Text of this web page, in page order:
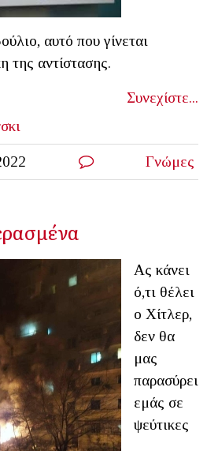
αυτό που γίνεται
της αντίστασης.
Συνεχίστε...
Γνώμες
Ας κάνει
ό,τι θέλει
ο Χίτλερ,
δεν θα
μας
παρασύρει
εμάς σε
ψεύτικες